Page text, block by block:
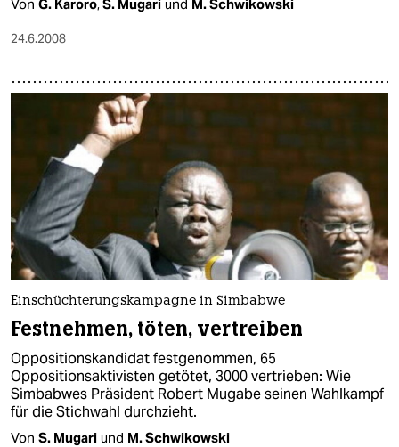
Von G. Karoro,S. Mugari und M. Schwikowski
24.6.2008
Einschüchterungskampagne in Simbabwe
Festnehmen, töten, vertreiben
Oppositionskandidat festgenommen, 65
Oppositionsaktivisten getötet, 3000 vertrieben: Wie
Simbabwes Präsident Robert Mugabe seinen Wahlkampf
für die Stichwahl durchzieht.
Von S. Mugari und M. Schwikowski